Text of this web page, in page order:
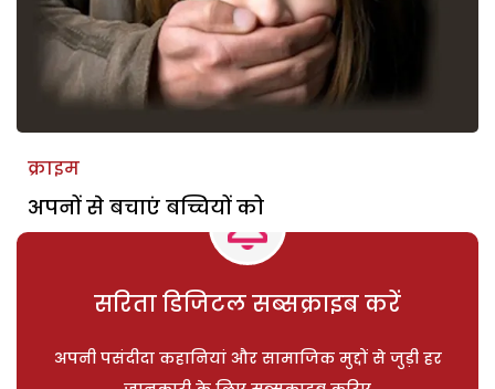
क्राइम
अपनों से बचाएं बच्चियों को
सरिता डिजिटल सब्सक्राइब करें
अपनी पसंदीदा कहानियां और सामाजिक मुद्दों से जुड़ी हर